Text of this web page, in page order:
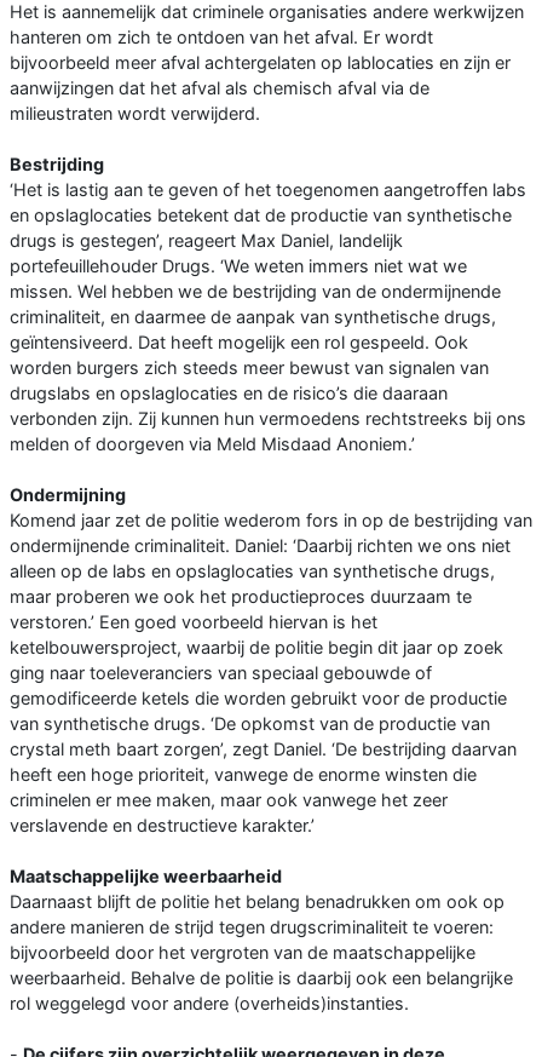
Het is aannemelijk dat criminele organisaties andere werkwijzen
hanteren om zich te ontdoen van het afval. Er wordt
bijvoorbeeld meer afval achtergelaten op lablocaties en zijn er
aanwijzingen dat het afval als chemisch afval via de
milieustraten wordt verwijderd.
Bestrijding
‘Het is lastig aan te geven of het toegenomen aangetroffen labs
en opslaglocaties betekent dat de productie van synthetische
drugs is gestegen’, reageert Max Daniel, landelijk
portefeuillehouder Drugs. ‘We weten immers niet wat we
missen. Wel hebben we de bestrijding van de ondermijnende
criminaliteit, en daarmee de aanpak van synthetische drugs,
geïntensiveerd. Dat heeft mogelijk een rol gespeeld. Ook
worden burgers zich steeds meer bewust van signalen van
drugslabs en opslaglocaties en de risico’s die daaraan
verbonden zijn. Zij kunnen hun vermoedens rechtstreeks bij ons
melden of doorgeven via Meld Misdaad Anoniem.’
Ondermijning
Komend jaar zet de politie wederom fors in op de bestrijding van
ondermijnende criminaliteit. Daniel: ‘Daarbij richten we ons niet
alleen op de labs en opslaglocaties van synthetische drugs,
maar proberen we ook het productieproces duurzaam te
verstoren.’ Een goed voorbeeld hiervan is het
ketelbouwersproject, waarbij de politie begin dit jaar op zoek
ging naar toeleveranciers van speciaal gebouwde of
gemodificeerde ketels die worden gebruikt voor de productie
van synthetische drugs. ‘De opkomst van de productie van
crystal meth baart zorgen’, zegt Daniel. ‘De bestrijding daarvan
heeft een hoge prioriteit, vanwege de enorme winsten die
criminelen er mee maken, maar ook vanwege het zeer
verslavende en destructieve karakter.’
Maatschappelijke weerbaarheid
Daarnaast blijft de politie het belang benadrukken om ook op
andere manieren de strijd tegen drugscriminaliteit te voeren:
bijvoorbeeld door het vergroten van de maatschappelijke
weerbaarheid. Behalve de politie is daarbij ook een belangrijke
rol weggelegd voor andere (overheids)instanties.